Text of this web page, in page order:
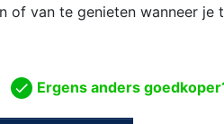
of van te genieten wanneer je
Ergens anders